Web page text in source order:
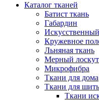
Каталог тканей
Батист ткань
Габардин
Кружевное
Льняная ткань
Мерный лоскут
Микрофибра
Ткани для дома
Ткани для
Ткани